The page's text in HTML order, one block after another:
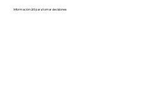
Información útil para tomar decisiones